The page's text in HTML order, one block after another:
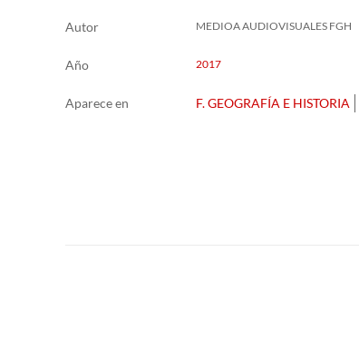
Autor MEDIOA AUDIOVISUALES FGH
Año 2017
Aparece en F. GEOGRAFÍA E HISTORIA